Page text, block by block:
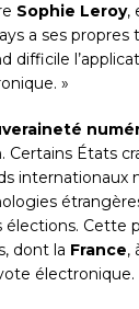
Sophie Leroy,
a ses propres
difficile
»
Certains États
internationaux
élections. Cette
dont la France,
électronique.